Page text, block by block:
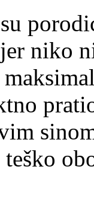
niko
teško